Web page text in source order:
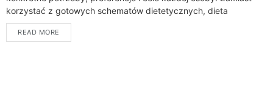
korzystać z gotowych schematów dietetycznych, dieta
indywidualna jest opracowywana na podstawie informacji na
temat...
READ MORE